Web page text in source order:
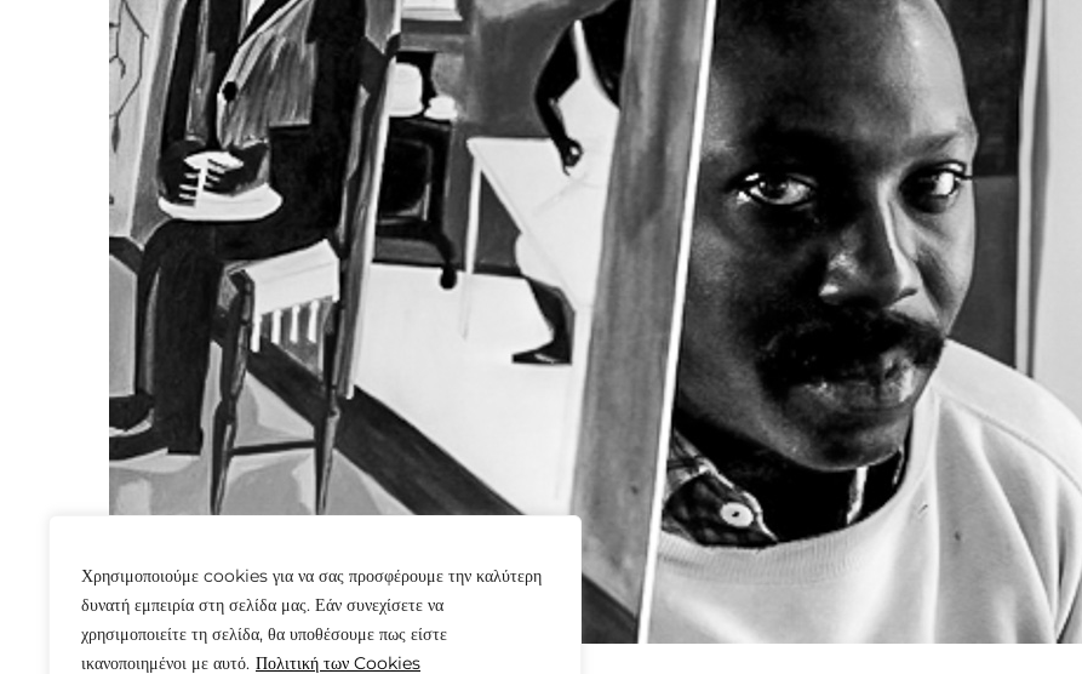
Χρησιμοποιούμε cookies για να σας προσφέρουμε την καλύτερη
δυνατή εμπειρία στη σελίδα μας. Εάν συνεχίσετε να
χρησιμοποιείτε τη σελίδα, θα υποθέσουμε πως είστε
ικανοποιημένοι με αυτό. Πολιτική των Cookies